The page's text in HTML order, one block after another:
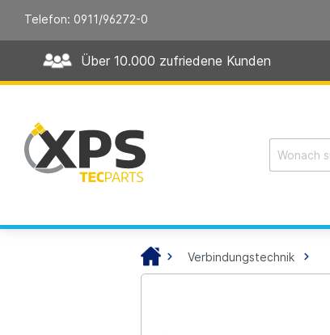
Telefon: 0911/96272-0
Über 10.000 zufriedene Kunden
Verbindungstechnik